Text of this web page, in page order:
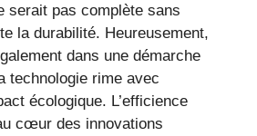
serait pas complète sans
la durabilité. Heureusement,
dans une démarche
technologie rime avec
écologique. L’efficience
cœur des innovations